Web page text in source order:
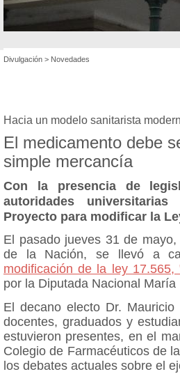
Divulgación > Novedades
Hacia un modelo sanitarista
El medicamento debe
simple mercancía
Con la presencia de
autoridades
Proyecto para modificar la
El pasado jueves 31 de
de la Nación, se llevó a
modificación de la ley
por la Diputada Nacional
El decano electo Dr.
docentes, graduados y
estuvieron presentes, en el
Colegio de Farmacéuticos de
los debates actuales sobre el